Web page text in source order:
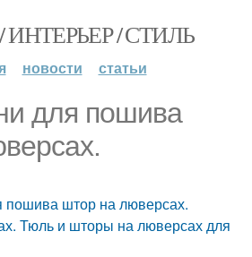
/ СТИЛЬ
новости статьи
для пошива
пошива штор на люверсах.
Тюль и шторы на люверсах для